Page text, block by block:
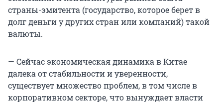
страны-эмитента (государство, которое берет в
долг деньги у других стран или компаний) такой
валюты.
— Сейчас экономическая динамика в Китае
далека от стабильности и уверенности,
существует множество проблем, в том числе в
корпоративном секторе, что вынуждает власти